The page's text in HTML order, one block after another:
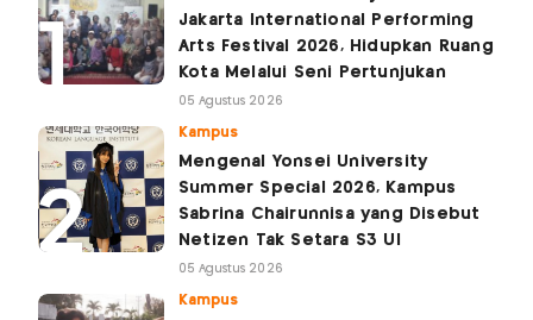
Jakarta International Performing
Arts Festival 2026, Hidupkan Ruang
Kota Melalui Seni Pertunjukan
05 Agustus 2026
Kampus
Mengenal Yonsei University
Summer Special 2026, Kampus
Sabrina Chairunnisa yang Disebut
Netizen Tak Setara S3 UI
05 Agustus 2026
Kampus